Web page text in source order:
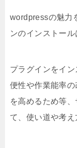
wordpressの魅力
ンのインストール
プラグインをイ
便性や作業能率
を高めるため等
て、使い道や考え